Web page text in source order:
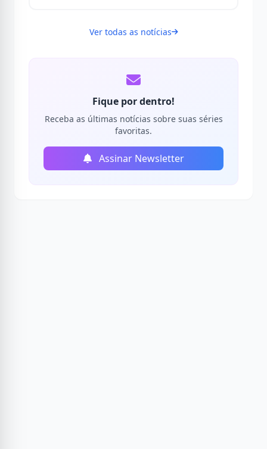
Ver todas as notícias
Fique por dentro!
Receba as últimas notícias sobre suas séries
favoritas.
Assinar Newsletter